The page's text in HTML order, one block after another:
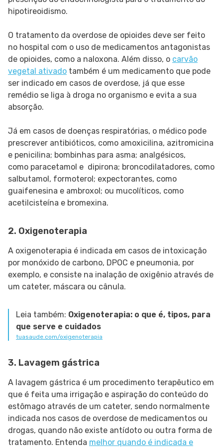
hipotireoidismo.
O tratamento da overdose de opioides deve ser feito
no hospital com o uso de medicamentos antagonistas
de opioides, como a naloxona. Além disso, o carvão
vegetal ativado também é um medicamento que pode
ser indicado em casos de overdose, já que esse
remédio se liga à droga no organismo e evita a sua
absorção.
Já em casos de doenças respiratórias, o médico pode
prescrever antibióticos, como amoxicilina, azitromicina
e penicilina; bombinhas para asma; analgésicos,
como paracetamol e dipirona; broncodilatadores, como
salbutamol, formoterol; expectorantes, como
guaifenesina e ambroxol; ou mucolíticos, como
acetilcisteína e bromexina.
2. Oxigenoterapia
A oxigenoterapia é indicada em casos de intoxicação
por monóxido de carbono, DPOC e pneumonia, por
exemplo, e consiste na inalação de oxigênio através de
um cateter, máscara ou cânula.
Leia também: Oxigenoterapia: o que é, tipos, para
que serve e cuidados
tuasaude.com/oxigenoterapia
3. Lavagem gástrica
A lavagem gástrica é um procedimento terapêutico em
que é feita uma irrigação e aspiração do conteúdo do
estômago através de um cateter, sendo normalmente
indicada nos casos de overdose de medicamentos ou
drogas, quando não existe antídoto ou outra forma de
tratamento. Entenda melhor quando é indicada e